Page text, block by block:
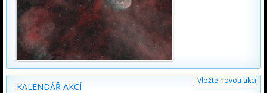
KALENDÁŘ AKCÍ
Vložte novou akci